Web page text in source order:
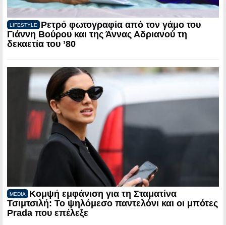
LIFESTYLE
Ρετρό φωτογραφία από τον γάμο του
Γιάννη Βούρου και της Άννας Αδριανού τη
δεκαετία του ’80
MEDIA
Κομψή εμφάνιση για τη Σταματίνα
Τσιμτσιλή: Το ψηλόμεσο παντελόνι και οι μπότες
Prada που επέλεξε